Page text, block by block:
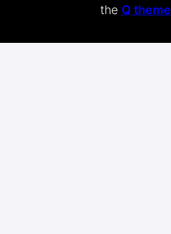
the Q theme